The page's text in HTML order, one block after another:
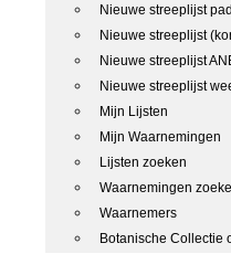
Nieuwe streeplijst
Nieuwe streeplijst
Nieuwe streeplijst
Nieuwe streeplijst
Mijn Lijsten
Mijn Waarnemingen
Lijsten zoeken
Waarnemingen
Waarnemers
Botanische Collectie